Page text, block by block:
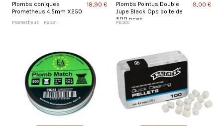
Plombs coniques
Prometheus 4.5mm X250
Prometheus PB321
18,90 €
Plombs Pointus Double
Jupe Black Ops boite de
500 pces
PB300
9,00 €